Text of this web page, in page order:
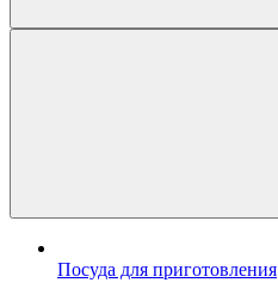
Посуда для приготовления